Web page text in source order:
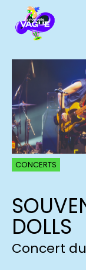
CONCERTS
DOLLS
Concert du